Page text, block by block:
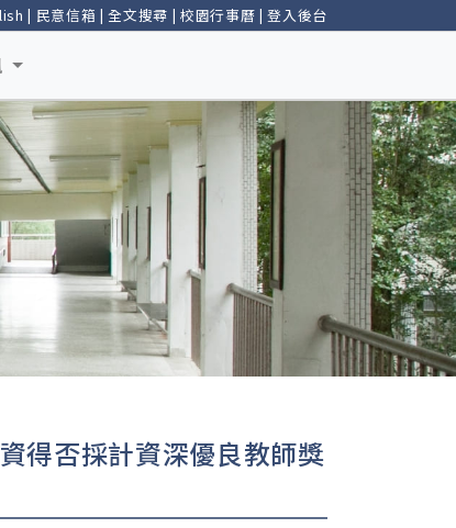
| 民意信箱 |全文搜尋 | 校園行事曆 |登入後台
得否採計資深優良教師獎